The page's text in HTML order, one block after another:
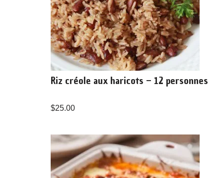
Riz créole aux haricots – 12 personnes
$25.00